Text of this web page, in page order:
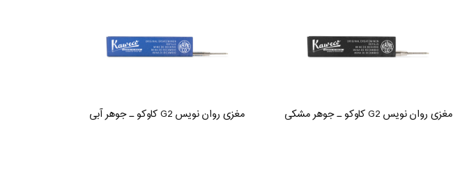
مغزی روان نویس G2 کاوکو ـ جوهر مشکی مغزی روان نویس G2 کاوکو ـ جوهر آبی